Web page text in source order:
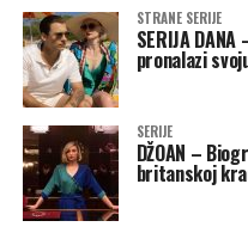
STRANE SERIJE
SERIJA
pronalazi
SERIJE
DŽOAN –
britanskoj